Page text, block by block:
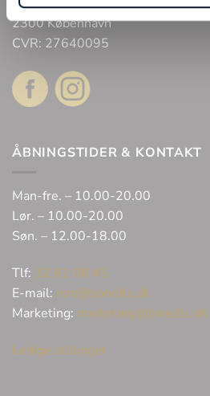
2300 København
CVR: 27640095
ÅBNINGSTIDER & KONTAKT
Man-fre. – 10.00-20.00
Lør. – 10.00-20.00
Søn. – 12.00-18.00
Tlf: 32 62 06 45
E-mail: info@bonells.dk
Marketing: marketing@bonells.dk
Ledige stillinger